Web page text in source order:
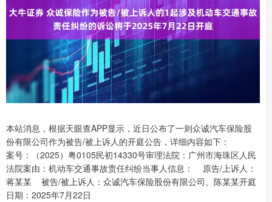
本站消息，根据天眼查APP显示，近日公布了一则众诚汽车保险股
份有限公司作为被告/被上诉人的开庭公告，详细内容如下：
案号：（2025）粤0105民初14330号审理法院：广州市海珠区人民
法院案由：机动车交通事故责任纠纷当事人信息： 原告/上诉人：
蒋某某 被告/被上诉人：众诚汽车保险股份有限公司、陈某某开庭
日期：2025年7月22日